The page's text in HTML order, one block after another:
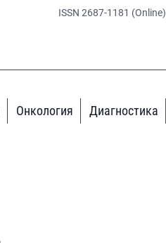
ISSN 2687-1181 (Online)
Онкология Диагностика